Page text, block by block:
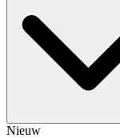
Nieuw